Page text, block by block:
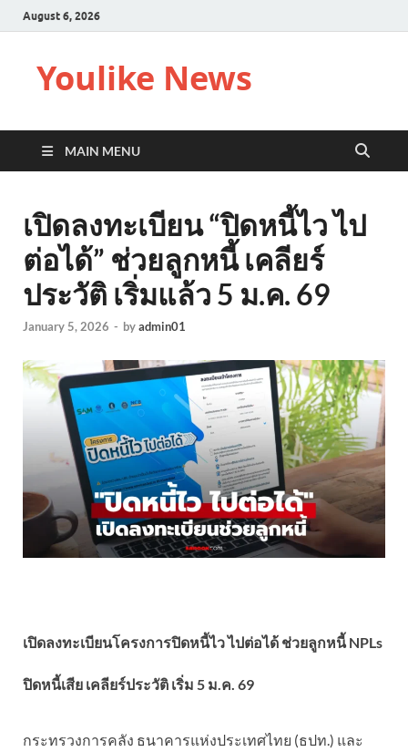
August 6, 2026
Youlike News
MAIN MENU
เปิดลงทะเบียน “ปิดหนี้ไว ไป
ต่อได้” ช่วยลูกหนี้ เคลียร์
ประวัติ เริ่มแล้ว 5 ม.ค. 69
January 5, 2026 - byadmin01
เปิดลงทะเบียนโครงการปิดหนี้ไว ไปต่อได้ ช่วยลูกหนี้ NPLs
ปิดหนี้เสีย เคลียร์ประวัติ เริ่ม 5 ม.ค. 69
กระทรวงการคลัง ธนาคารแห่งประเทศไทย (ธปท.) และ